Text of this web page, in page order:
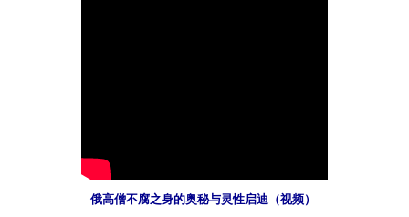
俄高僧不腐之身的奥秘与灵性启迪（视频）